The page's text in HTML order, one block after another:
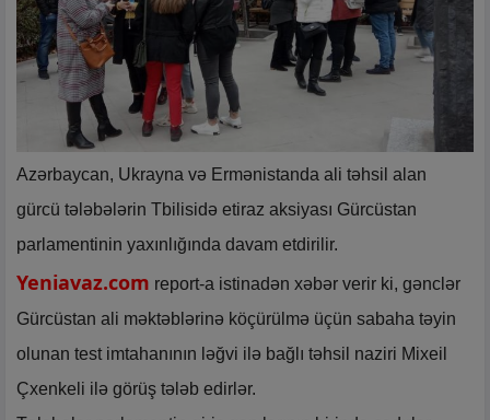
Azərbaycan, Ukrayna və Ermənistanda ali təhsil alan
gürcü tələbələrin Tbilisidə etiraz aksiyası Gürcüstan
parlamentinin yaxınlığında davam etdirilir.
Yeniavaz.com report-a istinadən xəbər verir ki, gənclər
Gürcüstan ali məktəblərinə köçürülmə üçün sabaha təyin
olunan test imtahanının ləğvi ilə bağlı təhsil naziri Mixeil
Çxenkeli ilə görüş tələb edirlər.